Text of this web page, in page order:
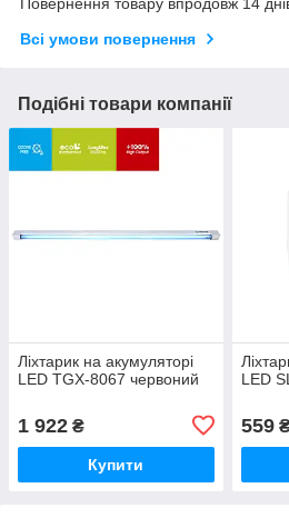
Всі умови повернення
Подібні товари компанії
Ліхтарик на акумуляторі
LED TGX-8067 червоний
1 922 ₴
Купити
LED
559